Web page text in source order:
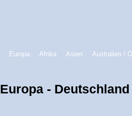
Europa Afrika Asien Australien /
Europa -